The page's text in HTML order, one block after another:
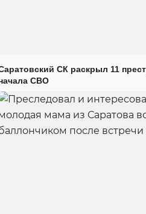
СК раскрыл 11
СВО